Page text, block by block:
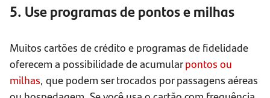
5. Use programas de pontos e milhas
Muitos cartões de crédito e programas de fidelidade
oferecem a possibilidade de acumularpontos ou
milhas, que podem ser trocados por passagens aéreas